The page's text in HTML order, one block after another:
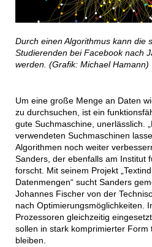
Durch einen Algorithmus kann die
Studierenden bei Facebook nach
werden. (Grafik: Michael Hamann)
Um eine große Menge an Daten
zu durchsuchen, ist ein
gute Suchmaschine, unerlässlich.
verwendeten Suchmaschinen
Algorithmen noch weiter
Sanders, der ebenfalls am Institut
forscht. Mit seinem Projekt
Datenmengen“ sucht Sanders
Johannes Fischer von der
nach Optimierungsmöglichkeiten.
Prozessoren gleichzeitig
sollen in stark komprimierter Form
bleiben.